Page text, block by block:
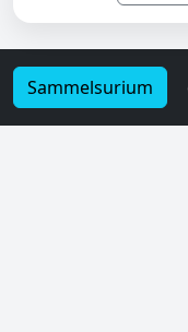
Sammelsurium